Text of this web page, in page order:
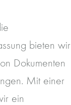
bieten wir
Dokumenten
Mit einer
ein